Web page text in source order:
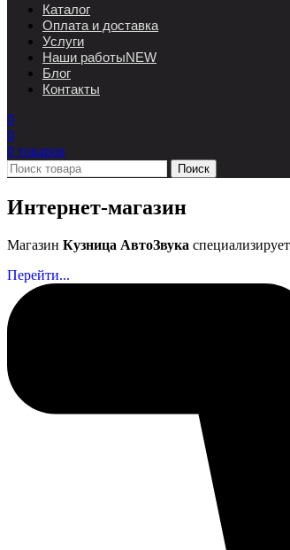
Каталог
Оплата и доставка
Услуги
Наши работыNEW
Блог
Контакты
0
0
0 товаров
Поиск
Интернет-магазин
Магазин Кузница АвтоЗвука
Перейти...